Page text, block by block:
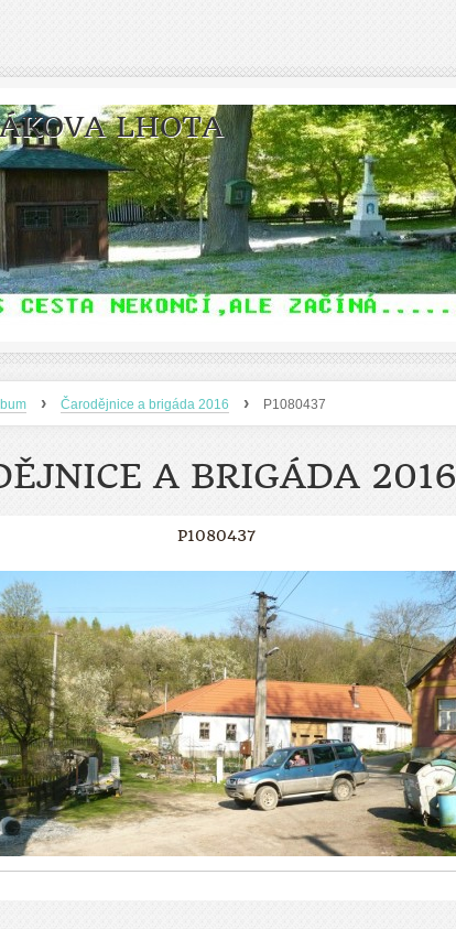
LHOTA
› Čarodějnice a brigáda 2016 › P1080437
A BRIGÁDA 2016
P1080437